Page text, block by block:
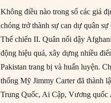
Không điều nào trong số các giả
chóng trở thành sự can dự quân
Thế chiến II. Quân nổi dậy
động hiệu quả, xây dựng nhiều
Pakistan trang bị và huấn luyện.
thống Mỹ Jimmy Carter đã thành
Trung Quốc, Ai Cập, Vương quốc